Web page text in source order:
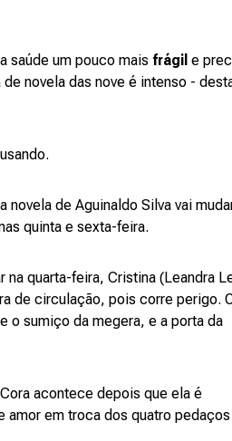
saúde um pouco mais frágil e
novela das nove é intenso -
novela de Aguinaldo Silva vai
quinta e sexta-feira.
na quarta-feira, Cristina (Leandra
de circulação, pois corre perigo.
o sumiço da megera, e a porta da
acontece depois que ela é
amor em troca dos quatro